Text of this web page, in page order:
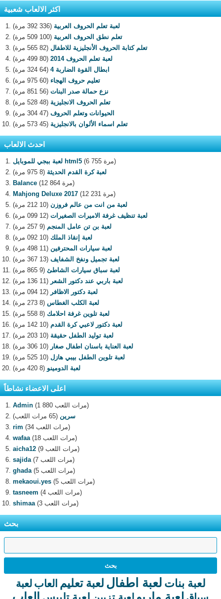
اكثر الالعاب شعبية
لعبة تعلم الحروف العربية (336 392 مرة)
تعلم نطق الحروف العربية (100 509 مرة)
تعلم كتابة الحروف الأنجليزية للاطفال (82 565 مرة)
لعبة تعلم الحروف 2014
(80 499 مرة)
ابطال القوة الضاربة 4
(64 324 مرة)
تعليم حروف الهجاء (60 975 مرة)
نزع حمالة صدر البنات (56 851 مرة)
تعلم الحروف الانجليزية (48 528 مرة)
الحيوانات وتعلم الحروف (47 304 مرة)
تعلم اسماء الألوان بالانجليزية (45 573 مرة)
احدث الالعاب
لعبة ببجي للموبايل html5
(6 755 مرة)
لعبة كرة القدم الحديثة (8 975 مرة)
Balance
(12 864 مرة)
Mahjong Deluxe 2017
(12 231 مرة)
لعبة من انت من عالم فروزن (10 212 مرة)
لعبة تنظيف غرفة الاميرات الصغيرات (12 099 مرة)
لعبة بن تن عامل المنجم (9 257 مرة)
لعبة إنقاذ الملك (10 092 مرة)
لعبة سيارات المحترفين (11 498 مرة)
لعبة تجميل ونفخ الشفايف (13 367 مرة)
لعبة سباق سيارات الشاطئ (9 865 مرة)
لعبة باربي عند دكتور الشعر (11 136 مرة)
لعبة دكتور الاظافر (12 094 مرة)
لعبة الكلب الغطاس (8 273 مرة)
لعبة تلوين غرفة احلامك (8 558 مرة)
لعبة دكتور لاعبي كرة القدم (10 142 مرة)
لعبة توليد الطفل حقيقة (10 203 مرة)
لعبة العناية باسنان اطفال صغار (10 306 مرة)
لعبة تلوين الطفل بيبي هازل (10 525 مرة)
لعبة الدومينو (8 420 مرة)
اعلى الاعضاء نشاطاً
Admin
(1 880 مرات اللعب)
سرين (65 مرات اللعب)
rim
(34 مرات اللعب)
wafaa
(18 مرات اللعب)
aicha12
(9 مرات اللعب)
sajida
(7 مرات اللعب)
ghada
(5 مرات اللعب)
mekaoui.yes
(5 مرات اللعب)
tasneem
(4 مرات اللعب)
shimaa
(3 مرات اللعب)
بحث
لعبة بنات لعبة اطفال لعبة تعليم العاب لعبة